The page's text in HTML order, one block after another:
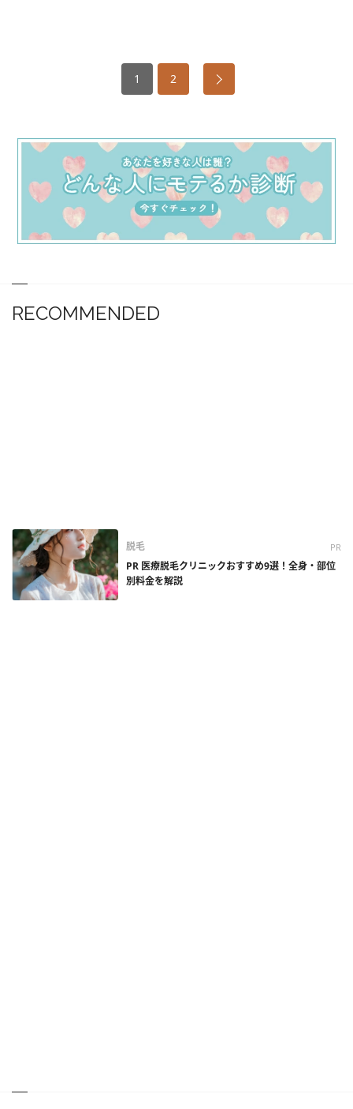
1 2
RECOMMENDED
脱毛 PR
PR 医療脱毛クリニックおすすめ9選！全身・部位
別料金を解説